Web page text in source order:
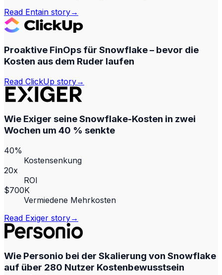
Read Entain story→
Proaktive FinOps für Snowflake – bevor die
Kosten aus dem Ruder laufen
Read ClickUp story→
Wie Exiger seine Snowflake-Kosten in zwei
Wochen um 40 % senkte
40%
Kostensenkung
20x
ROI
$700K
Vermiedene Mehrkosten
Read Exiger story→
Wie Personio bei der Skalierung von Snowflake
auf über 280 Nutzer Kostenbewusstsein